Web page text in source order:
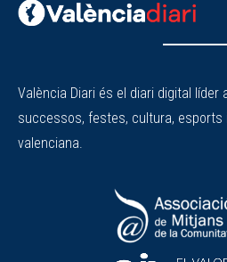
València Diari és el diari digital
successos, festes, cultura, esports
valenciana.